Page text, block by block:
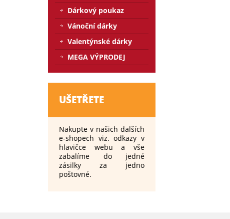
Dárkový poukaz
Vánoční dárky
Valentýnské dárky
MEGA VÝPRODEJ
UŠETŘETE
Nakupte v našich dalších
e-shopech viz. odkazy v
hlavičce webu a vše
zabalíme do jedné
zásilky za jedno
poštovné.